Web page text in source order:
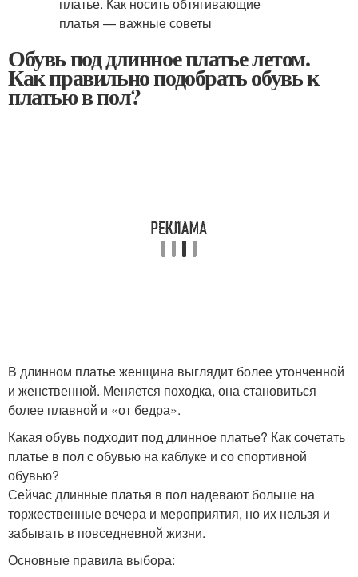
Обувь под длинное платье летом.
Как правильно подобрать обувь к
платью в пол?
В длинном платье женщина выглядит более утонченной
и женственной. Меняется походка, она становиться
более плавной и «от бедра».
Какая обувь подходит под длинное платье? Как сочетать
платье в пол с обувью на каблуке и со спортивной
обувью?
Сейчас длинные платья в пол надевают больше на
торжественные вечера и мероприятия, но их нельзя и
забывать в повседневной жизни.
Основные правила выбора: